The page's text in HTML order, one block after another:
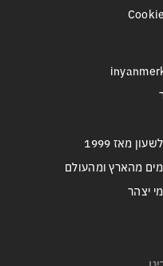
מאז 1999
מהארץ ומהעולם
יצהר